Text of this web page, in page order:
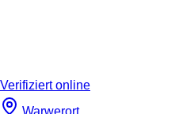
Verifiziertonline
Warwerort